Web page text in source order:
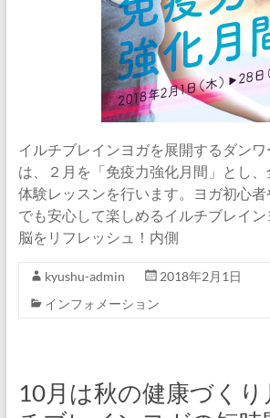
イルチブレインヨガを展開するダン
は、２月を「免疫力強化月間」とし
体験レッスンを行います。ヨガ初心
でも安心して楽しめるイルチブレイン
脳をリフレッシュ！内側
kyushu-admin
2018年2月1日
インフォメーション
10月は秋の健康づく